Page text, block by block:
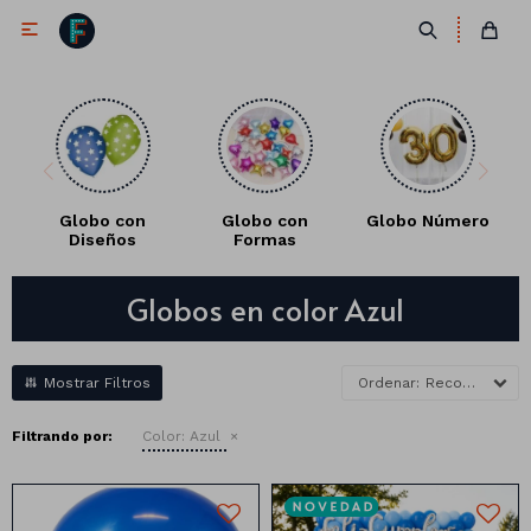

Globo con
Diseños
Globo con
Formas
Globo Número
Globos en color Azul
Recomendados
Filtrando por: Color: Azul
Antifaces
Máscaras
Moños
Cañones
Vinchas